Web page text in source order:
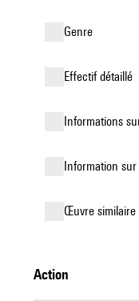
genre
effectif détaillé
informations
Information
œuvre similaire
action